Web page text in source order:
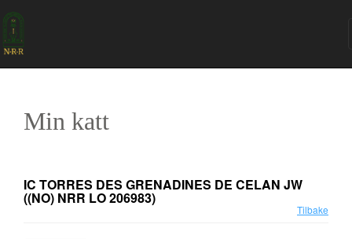
Min katt
IC TORRES DES GRENADINES DE CELAN JW
((NO) NRR LO 206983)
Tilbake